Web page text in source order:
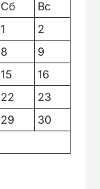
Сб
Вс
1
2
8
9
15
16
22
23
29
30